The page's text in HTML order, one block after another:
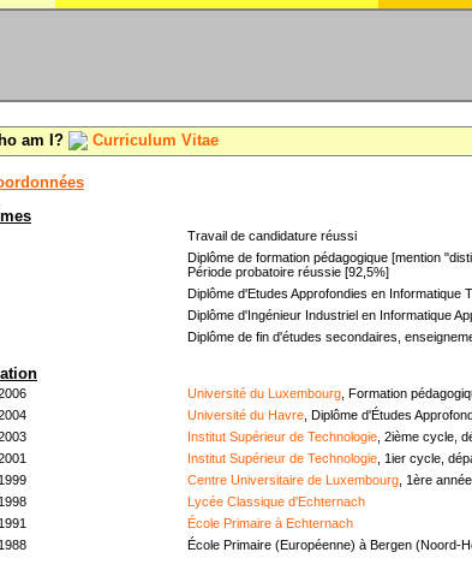
am I? Curriculum Vitae
Travail de candidature réussi
Diplôme de formation pédagogique [mention
Période probatoire réussie [92,5%]
Diplôme d'Etudes Approfondies en Informatique
Diplôme d'Ingénieur Industriel en Informatique
Diplôme de fin d'études secondaires,
Université du Luxembourg , Formation
Université du Havre , Diplôme d'Études
Institut Supérieur de Technologie , 2ième cycle,
Institut Supérieur de Technologie , 1ier cycle,
Centre Universitaire de Luxembourg , 1ère
Lycée Classique d'Echternach
École Primaire à Echternach
École Primaire (Européenne) à Bergen (Noord-